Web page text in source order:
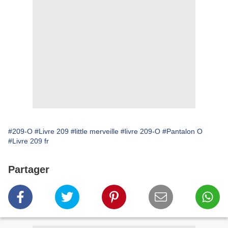
#209-O #Livre 209 #little merveille #livre 209-O #Pantalon O
#Livre 209 fr
Partager